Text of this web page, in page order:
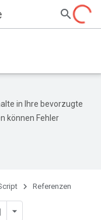
in Ihre bevorzugte
können Fehler
Referenzen